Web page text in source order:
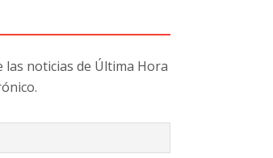
las noticias de Última Hora